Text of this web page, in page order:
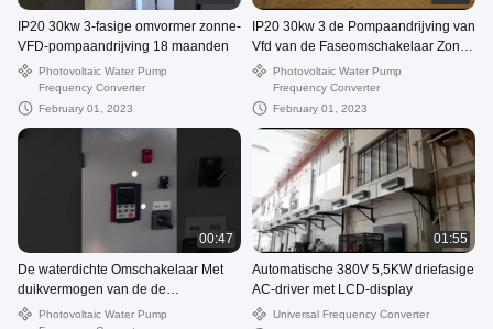
IP20 30kw 3-fasige omvormer zonne-
VFD-pompaandrijving 18 maanden
Photovoltaic Water Pump
Frequency Converter
February 01, 2023
IP20 30kw 3 de Pompaandrijving van
Vfd van de Faseomschakelaar Zonne
18 Maandgarantie
Photovoltaic Water Pump
Frequency Converter
February 01, 2023
00:47
De waterdichte Omschakelaar Met
duikvermogen van de de
Omschakelaarspomp van 60hp
Photovoltaic Water Pump
01:55
Automatische 380V 5,5KW driefasige
AC-driver met LCD-display
Universal Frequency Converter